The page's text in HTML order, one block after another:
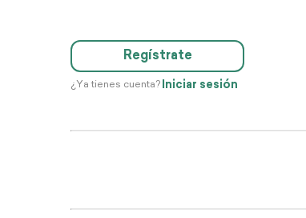
Regístrate
¿Ya tienes cuenta? Iniciar sesión